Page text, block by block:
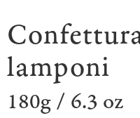
lamponi
180g / 6.3 oz